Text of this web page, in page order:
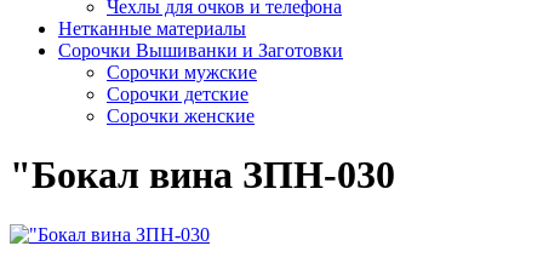
Чехлы для очков и телефона
Нетканные материалы
Сорочки Вышиванки и Заготовки
Cорочки мужские
Сорочки детские
Сорочки женские
"Бокал вина ЗПН-030